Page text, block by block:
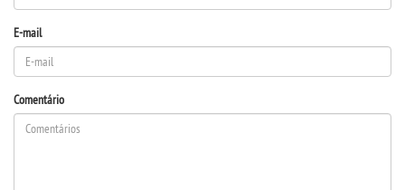
IMPRENSA
E-mail
Comentário